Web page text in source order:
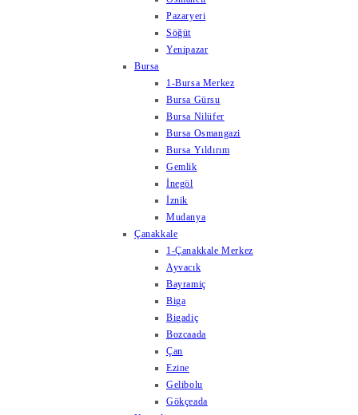
Pazaryeri
Söğüt
Yenipazar
Bursa
1-Bursa Merkez
Bursa Gürsu
Bursa Nilüfer
Bursa Osmangazi
Bursa Yıldırım
Gemlik
İnegöl
İznik
Mudanya
Çanakkale
1-Çanakkale Merkez
Ayvacık
Bayramiç
Biga
Bigadiç
Bozcaada
Çan
Ezine
Gelibolu
Gökçeada